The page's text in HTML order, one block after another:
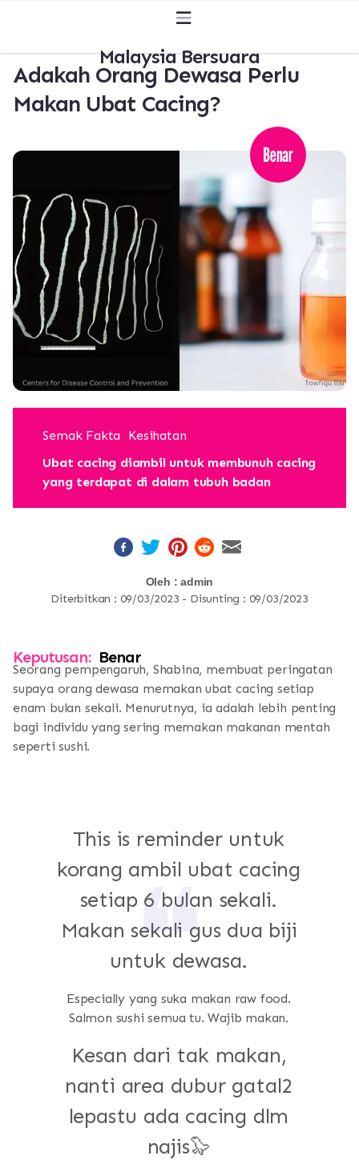
Malaysia Bersuara
Adakah Orang Dewasa Perlu
Makan Ubat Cacing?
Benar
Semak Fakta
Kesihatan
Ubat cacing diambil untuk membunuh cacing
yang terdapat di dalam tubuh badan
Oleh : admin
Diterbitkan : 09/03/2023 - Disunting : 09/03/2023
Keputusan: Benar
Seorang pempengaruh, Shabina, membuat peringatan
supaya orang dewasa memakan ubat cacing setiap
enam bulan sekali. Menurutnya, ia adalah lebih penting
bagi individu yang sering memakan makanan mentah
seperti sushi.
This is reminder untuk
korang ambil ubat cacing
setiap 6 bulan sekali.
Makan sekali gus dua biji
untuk dewasa.
Especially yang suka makan raw food.
Salmon sushi semua tu. Wajib makan.
Kesan dari tak makan,
nanti area dubur gatal2
lepastu ada cacing dlm
najis🦭